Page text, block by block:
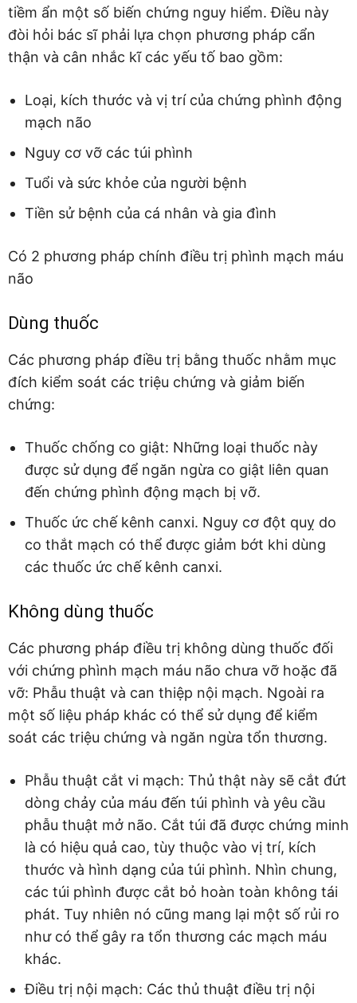
tiềm ẩn một số biến chứng nguy hiểm. Điều này
đòi hỏi bác sĩ phải lựa chọn phương pháp cẩn
thận và cân nhắc kĩ các yếu tố bao gồm:
Loại, kích thước và vị trí của chứng phình động
mạch não
Nguy cơ vỡ các túi phình
Tuổi và sức khỏe của người bệnh
Tiền sử bệnh của cá nhân và gia đình
Có 2 phương pháp chính điều trị phình mạch máu
não
Dùng thuốc
Các phương pháp điều trị bằng thuốc nhằm mục
đích kiểm soát các triệu chứng và giảm biến
chứng:
Thuốc chống co giật: Những loại thuốc này
được sử dụng để ngăn ngừa co giật liên quan
đến chứng phình động mạch bị vỡ.
Thuốc ức chế kênh canxi. Nguy cơ đột quỵ do
co thắt mạch có thể được giảm bớt khi dùng
các thuốc ức chế kênh canxi.
Không dùng thuốc
Các phương pháp điều trị không dùng thuốc đối
với chứng phình mạch máu não chưa vỡ hoặc đã
vỡ: Phẫu thuật và can thiệp nội mạch. Ngoài ra
một số liệu pháp khác có thể sử dụng để kiểm
soát các triệu chứng và ngăn ngừa tổn thương.
Phẫu thuật cắt vi mạch: Thủ thật này sẽ cắt đứt
dòng chảy của máu đến túi phình và yêu cầu
phẫu thuật mở não. Cắt túi đã được chứng minh
là có hiệu quả cao, tùy thuộc vào vị trí, kích
thước và hình dạng của túi phình. Nhìn chung,
các túi phình được cắt bỏ hoàn toàn không tái
phát. Tuy nhiên nó cũng mang lại một số rủi ro
như có thể gây ra tổn thương các mạch máu
khác.
Điều trị nội mạch: Các thủ thuật điều trị nội